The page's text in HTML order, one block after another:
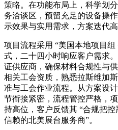
策略。在功能布局上，科学划
务洽谈区，预留充足的设备操
示效果与实用需求，方案迭代高
项目流程采用 “美国本地项目
式，二十四小时响应客户需求
证供应商，确保材料合规性与
相关工会资质，熟悉拉斯维加
准与工会作业流程。从方案设
节衔接紧密，流程管控严格，
持高位，客户反馈其 “合规把
信赖的北美展台服务商”。